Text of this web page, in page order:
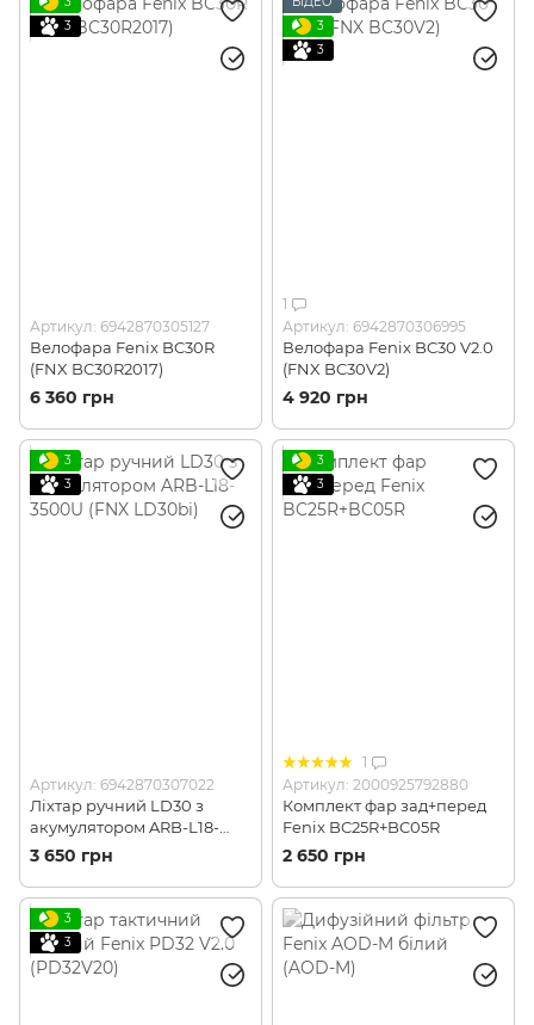
3
Артикул: 6942870305127
Велофара Fenix BC30R
(FNX BC30R2017)
6 360 грн
3
3
1
Артикул: 6942870306995
Велофара Fenix BC30 V2.0
(FNX BC30V2)
4 920 грн
3
3
Артикул: 6942870307022
Ліхтар ручний LD30 з
акумулятором ARB-L18-
3500U (FNX LD30bi)
3 650 грн
3
3
1
Артикул: 2000925792880
Комплект фар зад+перед
Fenix BC25R+BC05R
2 650 грн
3
3